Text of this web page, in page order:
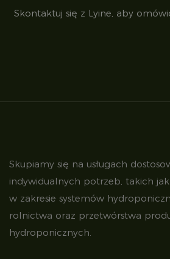
Skontaktuj się z Lyine, aby
Skupiamy się na usługach
indywidualnych potrzeb, takich
w zakresie systemów
rolnictwa oraz przetwórstwa
hydroponicznych.